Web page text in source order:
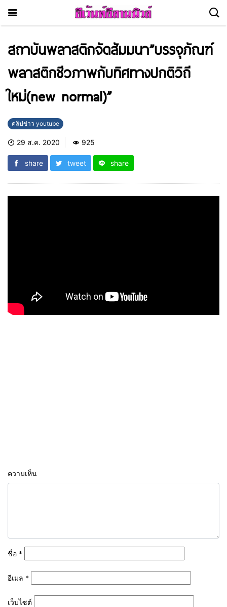
สถาบันพลาสติกจัดสัมมนา”บรรจุภัณฑ์
พลาสติกชีวภาพกับทิศทางปกติวิถี
ใหม่(new normal)”
คลิปข่าว youtube
29 ส.ค. 2020 925
share tweet share
ความเห็น
ชื่อ *
อีเมล *
เว็บไซต์